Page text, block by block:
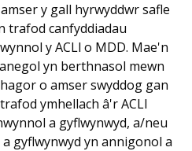
y gall hyrwyddwr safle
trafod canfyddiadau
y ACLl o MDD. Mae'n
yn berthnasol mewn
o amser swyddog gan
ymhellach â'r ACLl
a gyflwynwyd, a/neu
gyflwynwyd yn annigonol a